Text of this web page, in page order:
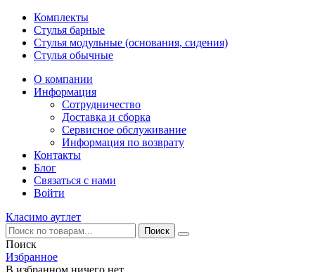
Комплекты
Стулья барные
Стулья модульные (основания, сидения)
Стулья обычные
О компании
Информация
Сотрудничество
Доставка и сборка
Сервисное обслуживание
Информация по возврату
Контакты
Блог
Связаться с нами
Войти
Класимо аутлет
Поиск
Избранное
В избранном ничего нет